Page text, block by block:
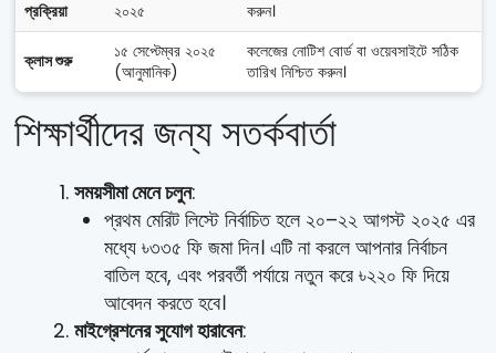
প্রক্রিয়া
২০২৫
করুন।
ক্লাস শুরু
১৫ সেপ্টেম্বর ২০২৫
(আনুমানিক)
কলেজের নোটিশ বোর্ড বা ওয়েবসাইটে সঠিক
তারিখ নিশ্চিত করুন।
শিক্ষার্থীদের জন্য সতর্কবার্তা
সময়সীমা মেনে চলুন:
প্রথম মেরিট লিস্টে নির্বাচিত হলে ২০–২২ আগস্ট ২০২৫ এর
মধ্যে ৳৩৩৫ ফি জমা দিন। এটি না করলে আপনার নির্বাচন
বাতিল হবে, এবং পরবর্তী পর্যায়ে নতুন করে ৳২২০ ফি দিয়ে
আবেদন করতে হবে।
মাইগ্রেশনের সুযোগ হারাবেন: